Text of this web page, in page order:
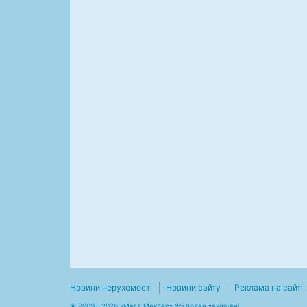
Новини нерухомості Новини сайту Реклама на сайті